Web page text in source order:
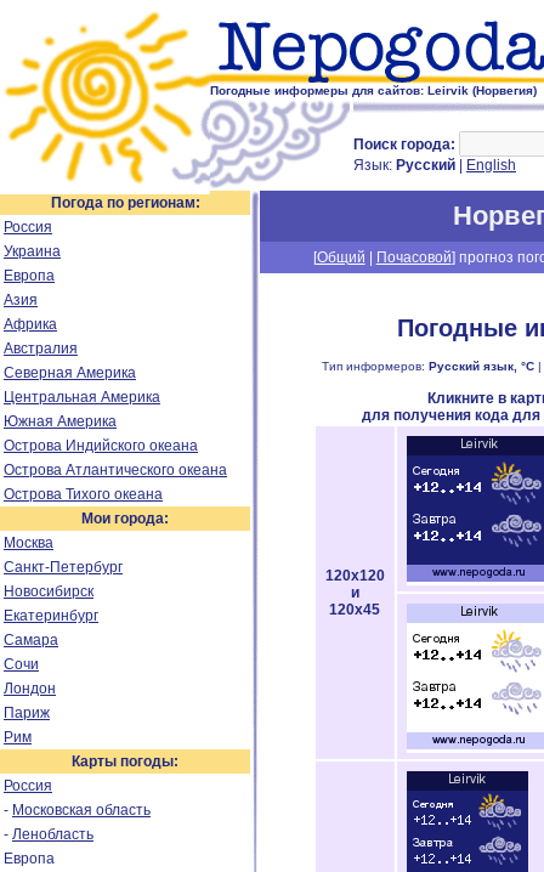
Погодные информеры для сайтов: Leirvik (Норвегия)
Поиск города:
Язык: Русский English
Погода по регионам:
Россия
Украина
Европа
Азия
Африка
Австралия
Северная Америка
Центральная Америка
Южная Америка
Острова Индийского океана
Острова Атлантического океана
Острова Тихого океана
Мои города:
Москва
Санкт-Петербург
Новосибирск
Екатеринбург
Самара
Сочи
Лондон
Париж
Рим
Карты погоды:
Россия
- Московская область
- Ленобласть
Европа
[Общий Почасовой] прогноз
Погодные
Тип информеров: Русский язык, °C|
Кликните в
для получения кода
120x120
и
120x45